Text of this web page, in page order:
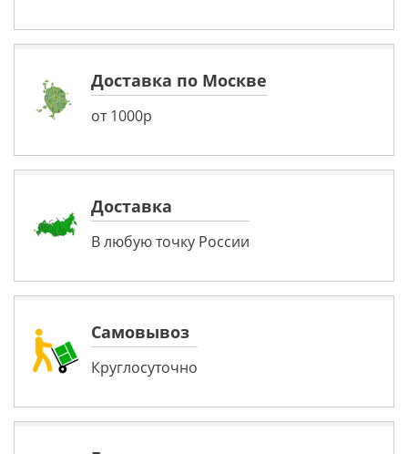
Доставка по Москве
от 1000р
Доставка
В любую точку России
Самовывоз
Круглосуточно